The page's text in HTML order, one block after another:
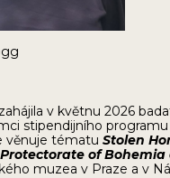
zahájila v květnu 2026
stipendijního
věnuje tématu Stolen
of
muzea v Praze a v